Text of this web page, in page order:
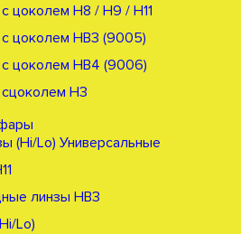
цоколем H8 / H9 / H11
цоколем HB3 (9005)
цоколем HB4 (9006)
H3
(Hi/Lo) Универсальные
линзы HB3
Lo)